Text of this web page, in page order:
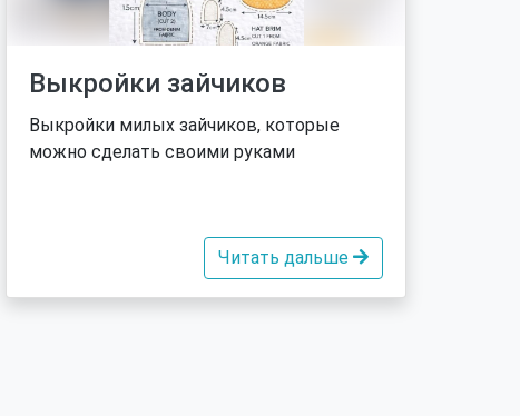
Выкройки зайчиков
Выкройки милых зайчиков, которые
можно сделать своими руками
Читать дальше